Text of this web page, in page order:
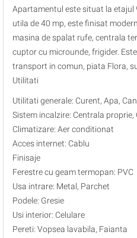
Apartamentul este situat la etajul
utila de 40 mp, este finisat
masina de spalat rufe, centrala
cuptor cu microunde, frigider.
transport in comun, piata Flora,
Utilitati
Utilitati generale: Curent, Apa,
Sistem incalzire: Centrala proprie,
Climatizare: Aer conditionat
Acces internet: Cablu
Finisaje
Ferestre cu geam termopan: PVC
Usa intrare: Metal, Parchet
Podele: Gresie
Usi interior: Celulare
Pereti: Vopsea lavabila, Faianta